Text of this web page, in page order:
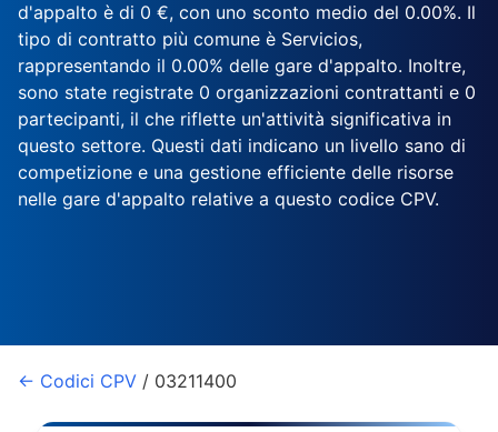
d'appalto è di 0 €, con uno sconto medio del 0.00%. Il
tipo di contratto più comune è Servicios,
rappresentando il 0.00% delle gare d'appalto. Inoltre,
sono state registrate 0 organizzazioni contrattanti e 0
partecipanti, il che riflette un'attività significativa in
questo settore. Questi dati indicano un livello sano di
competizione e una gestione efficiente delle risorse
nelle gare d'appalto relative a questo codice CPV.
← Codici CPV / 03211400